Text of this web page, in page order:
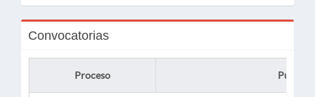
Convocatorias
Proceso Puesto